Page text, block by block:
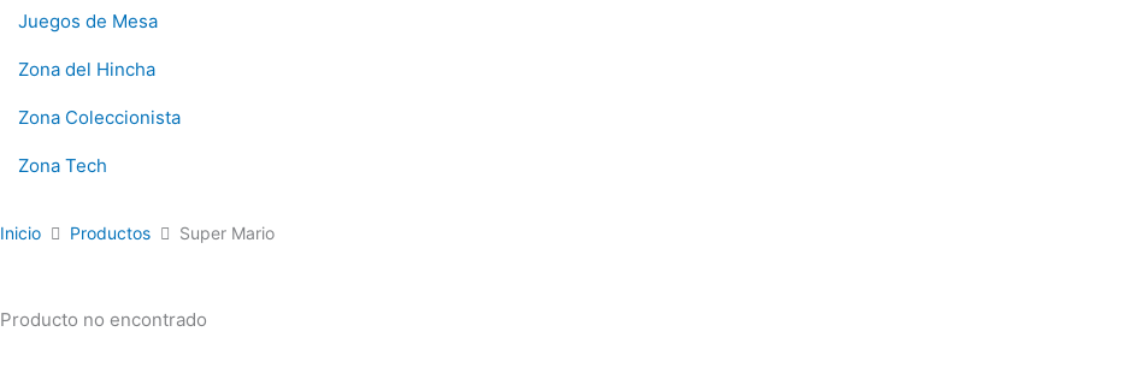
Juegos de Mesa
Zona del Hincha
Zona Coleccionista
Zona Tech
Inicio Productos Super Mario
Producto no encontrado